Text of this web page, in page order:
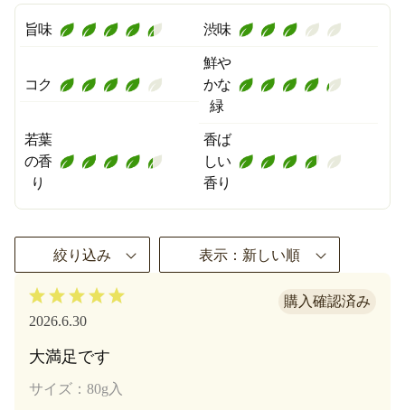
旨味 渋味
コク
鮮や
かな
緑
若葉
の香
り
香ば
しい
香り
絞り込み 表示：新しい順
2026.6.30
大満足です
サイズ：80g入